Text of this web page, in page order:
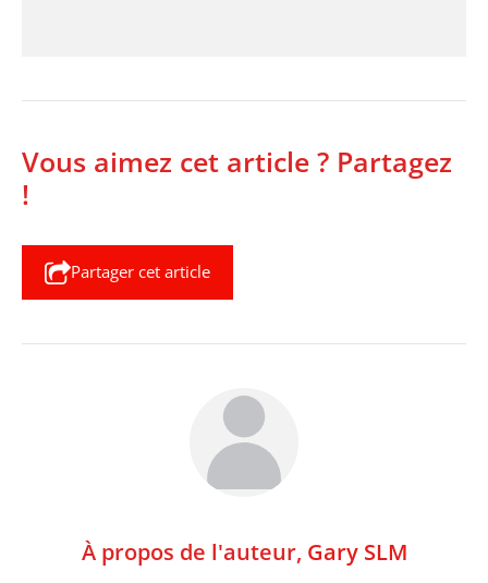
Vous aimez cet article ? Partagez
!
Partager cet article
À propos de l'auteur, Gary SLM